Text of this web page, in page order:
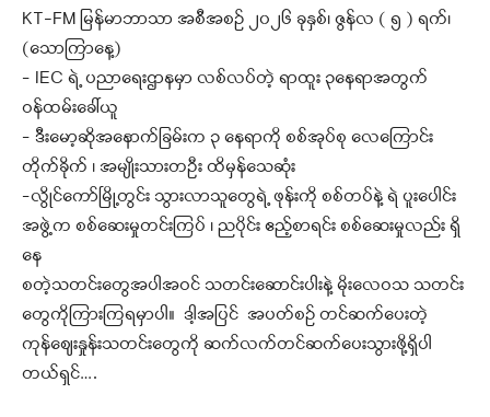
KT-FM မြန်မာဘာသာ အစီအစဉ် ၂၀၂၆ ခုနှစ်၊ ဇွန်လ ( ၅ ) ရက်၊
(သောကြာနေ့)
– IEC ရဲ့ ပညာရေးဌာနမှာ လစ်လပ်တဲ့ ရာထူး ၃နေရာအတွက်
ဝန်ထမ်းခေါ်ယူ
– ဒီးမော့ဆိုအနောက်ခြမ်းက ၃ နေရာကို စစ်အုပ်စု လေကြောင်း
တိုက်ခိုက် ၊ အမျိုးသားတဦး ထိမှန်သေဆုံး
–လွိုင်ကော်မြို့တွင်း သွားလာသူတွေရဲ့ ဖုန်းကို စစ်တပ်နဲ့ ရဲ ပူးပေါင်း
အဖွဲ့က စစ်ဆေးမှုတင်းကြပ် ၊ ညပိုင်း ဧည့်စာရင်း စစ်ဆေးမှုလည်း ရှိ
နေ
စတဲ့သတင်းတွေအပါအဝင် သတင်းဆောင်းပါးနဲ့ မိုးလေဝသ သတင်း
တွေကိုကြားကြရမှာပါ။ ဒါ့အပြင် အပတ်စဉ် တင်ဆက်ပေးတဲ့
ကုန်ဈေးနှုန်းသတင်းတွေကို ဆက်လက်တင်ဆက်ပေးသွားဖို့ရှိပါ
တယ်ရှင်….